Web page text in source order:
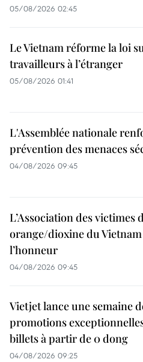
05/08/2026 02:45
Le Vietnam réforme la loi
travailleurs à l’étranger
05/08/2026 01:41
L'Assemblée nationale
prévention des menaces
04/08/2026 09:45
L’Association des victimes
orange/dioxine du Vietnam
l’honneur
04/08/2026 09:45
Vietjet lance une semaine
promotions
billets à partir de 0 dong
04/08/2026 09:25